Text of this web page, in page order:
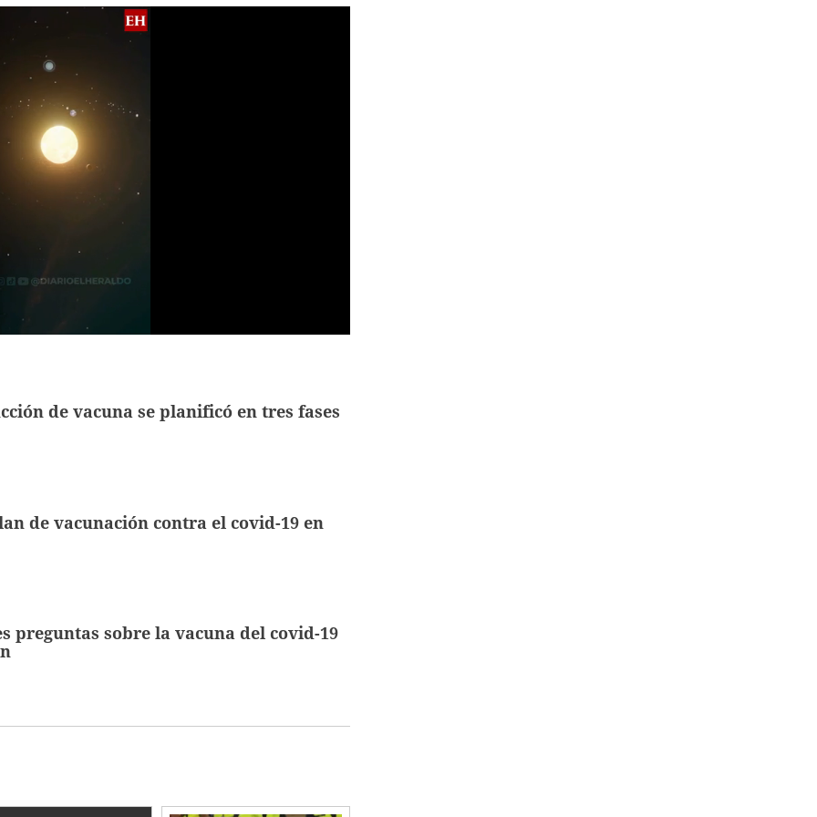
de vacuna se planificó en tres fases
de vacunación contra el covid-19 en
preguntas sobre la vacuna del covid-19